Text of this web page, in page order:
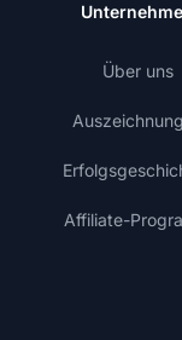
Über uns
Affiliate-